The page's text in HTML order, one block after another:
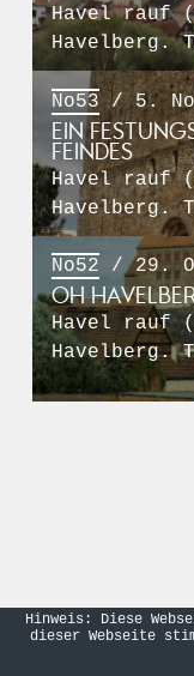
Havel rauf
Havelberg.
No53 / 5.
EIN
FEINDES
Havel rauf
Havelberg.
No52 / 29.
OH
Havel rauf
Havelberg.
Hinweis: Diese
dieser Webseite